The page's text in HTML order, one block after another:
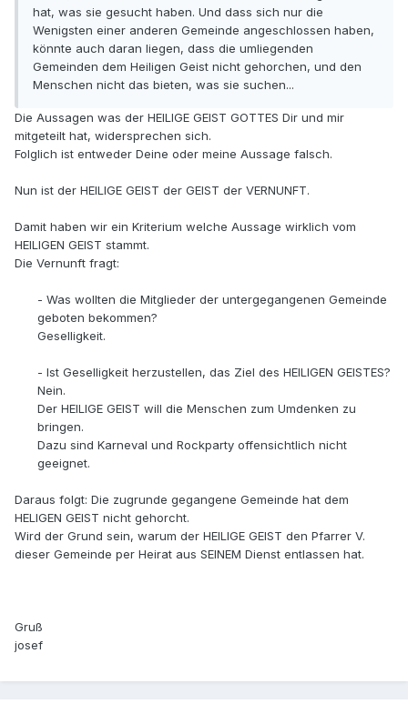
hat, was sie gesucht haben. Und dass sich nur die
Wenigsten einer anderen Gemeinde angeschlossen haben,
könnte auch daran liegen, dass die umliegenden
Gemeinden dem Heiligen Geist nicht gehorchen, und den
Menschen nicht das bieten, was sie suchen...
Die Aussagen was der HEILIGE GEIST GOTTES Dir und mir
mitgeteilt hat, widersprechen sich.
Folglich ist entweder Deine oder meine Aussage falsch.
Nun ist der HEILIGE GEIST der GEIST der VERNUNFT.
Damit haben wir ein Kriterium welche Aussage wirklich vom
HEILIGEN GEIST stammt.
Die Vernunft fragt:
- Was wollten die Mitglieder der untergegangenen Gemeinde
geboten bekommen?
Geselligkeit.
- Ist Geselligkeit herzustellen, das Ziel des HEILIGEN GEISTES?
Nein.
Der HEILIGE GEIST will die Menschen zum Umdenken zu
bringen.
Dazu sind Karneval und Rockparty offensichtlich nicht
geeignet.
Daraus folgt: Die zugrunde gegangene Gemeinde hat dem
HELIGEN GEIST nicht gehorcht.
Wird der Grund sein, warum der HEILIGE GEIST den Pfarrer V.
dieser Gemeinde per Heirat aus SEINEM Dienst entlassen hat.
Gruß
josef